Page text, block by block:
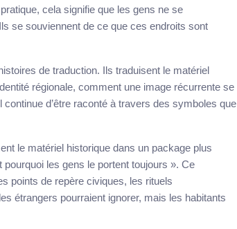
cela signifie que les gens ne se
se souviennent de ce que ces endroits sont
de traduction. Ils traduisent le matériel
régionale, comment une image récurrente se
d’être raconté à travers des symboles que
le matériel historique dans un package plus
les gens le portent toujours ». Ce
points de repère civiques, les rituels
étrangers pourraient ignorer, mais les habitants